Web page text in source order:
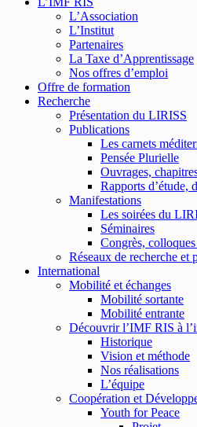
L’Association
L’Institut
Partenaires
La Taxe d’Apprentissage
Nos offres d’emploi
Offre de formation
Recherche
Présentation du LIRISS
Publications
Les carnets
Pensée Plurielle
Ouvrages,
Rapports d’étude,
Manifestations
Les soirées du
Séminaires
Congrès,
Réseaux de recherche et
International
Mobilité et échanges
Mobilité sortante
Mobilité entrante
Découvrir l’IMF RIS à
Historique
Vision et méthode
Nos réalisations
L’équipe
Coopération et
Youth for Peace